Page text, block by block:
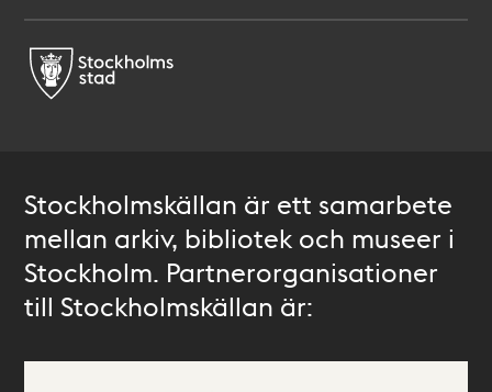
Stockholmskällan är ett samarbete
mellan arkiv, bibliotek och museer i
Stockholm. Partnerorganisationer
till Stockholmskällan är: